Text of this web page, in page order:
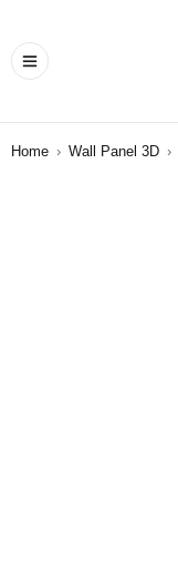
Home › Wall Panel 3D ›